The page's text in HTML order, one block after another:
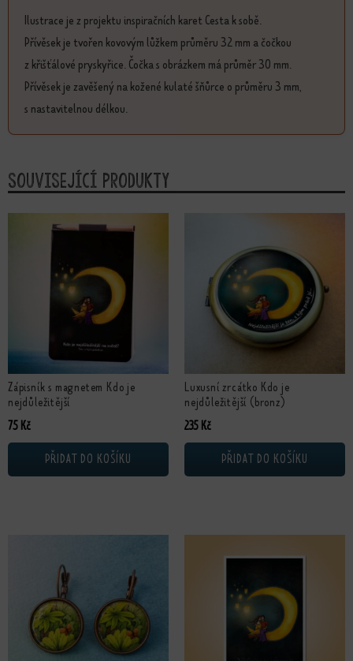
Ilustrace je z projektu inspiračních karet Cesta k sobě.
Přívěsek je tvořen kovovým lůžkem průměru 32 mm a čočkou
z křišťálové pryskyřice. Čočka s obrázkem má průměr 30 mm.
Přívěsek je zavěšený na kožené kulaté šňůrce o průměru 3 mm,
s nastavitelnou délkou.
Související produkty
Zápisník s magnetem Kdo je
nejdůležitější
75 Kč
PŘIDAT DO KOŠÍKU
Luxusní zrcátko Kdo je
nejdůležitější (bronz)
235 Kč
PŘIDAT DO KOŠÍKU